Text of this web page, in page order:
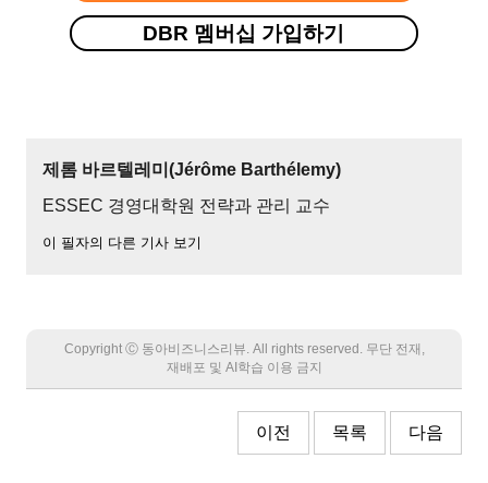
DBR 멤버십 가입하기
제롬 바르텔레미(Jérôme Barthélemy)
ESSEC 경영대학원 전략과 관리 교수
이 필자의 다른 기사 보기
Copyright Ⓒ 동아비즈니스리뷰. All rights reserved. 무단 전재,
재배포 및 AI학습 이용 금지
이전 목록 다음